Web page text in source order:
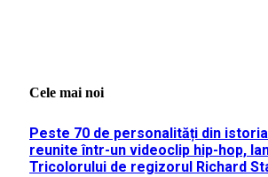
Cele mai noi
Peste 70 de personalități din
reunite într-un videoclip hip-hop,
Tricolorului de regizorul Richard